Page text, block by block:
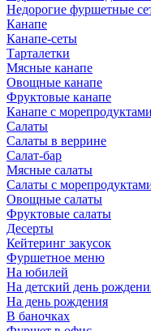
Недорогие фуршетные
Канапе
Канапе-сеты
Тарталетки
Мясные канапе
Овощные канапе
Фруктовые канапе
Канапе с морепродуктами
Салаты
Салаты в веррине
Салат-бар
Мясные салаты
Салаты с
Овощные салаты
Фруктовые салаты
Десерты
Кейтеринг закусок
Фуршетное меню
На юбилей
На детский день
На день рождения
В баночках